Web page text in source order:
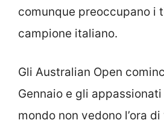
comunque preoccupano i
campione italiano.
Gli Australian Open
Gennaio e gli
mondo non vedono l’ora